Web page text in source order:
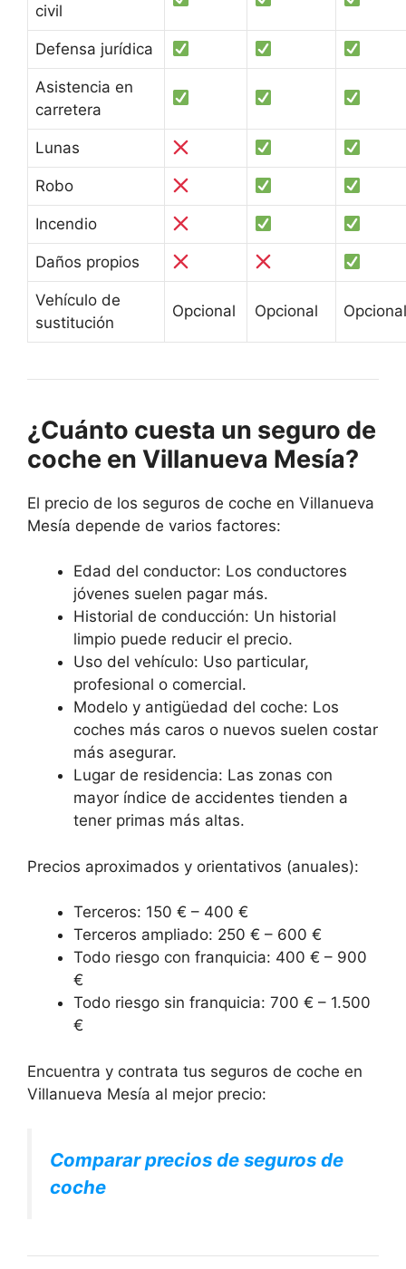
civil
Defensa jurídica
Asistencia en
carretera
Lunas
Robo
Incendio
Daños propios
Vehículo de
sustitución
Opcional Opcional Opcional
¿Cuánto cuesta un seguro de
coche en Villanueva Mesía?
El precio de los seguros de coche en Villanueva
Mesía depende de varios factores:
Edad del conductor: Los conductores
jóvenes suelen pagar más.
Historial de conducción: Un historial
limpio puede reducir el precio.
Uso del vehículo: Uso particular,
profesional o comercial.
Modelo y antigüedad del coche: Los
coches más caros o nuevos suelen costar
más asegurar.
Lugar de residencia: Las zonas con
mayor índice de accidentes tienden a
tener primas más altas.
Precios aproximados y orientativos (anuales):
Terceros: 150 € – 400 €
Terceros ampliado: 250 € – 600 €
Todo riesgo con franquicia: 400 € – 900
€
Todo riesgo sin franquicia: 700 € – 1.500
€
Encuentra y contrata tus seguros de coche en
Villanueva Mesía al mejor precio:
Comparar precios de seguros de
coche